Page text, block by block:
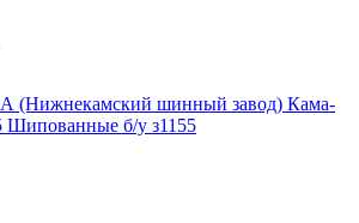
шинный завод) Кама-
Шипованные б/у з1155